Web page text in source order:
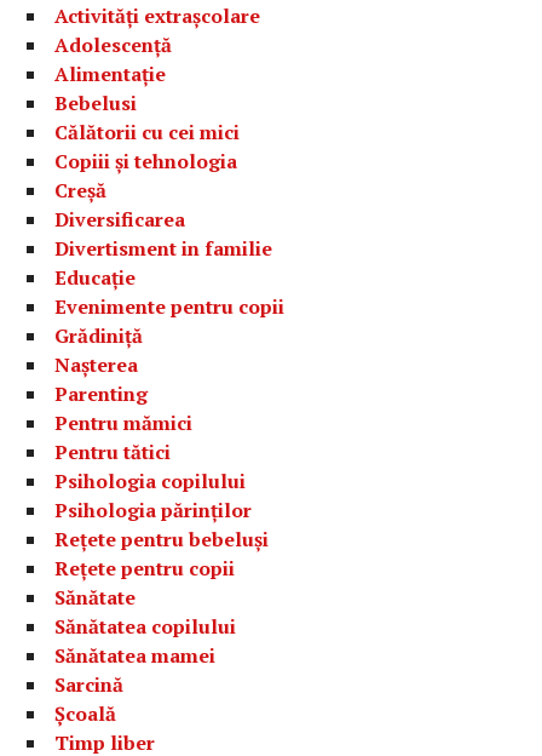
Activități extrașcolare
Adolescență
Alimentație
Bebelusi
Călătorii cu cei mici
Copiii și tehnologia
Creșă
Diversificarea
Divertisment in familie
Educație
Evenimente pentru copii
Grădiniță
Nașterea
Parenting
Pentru mămici
Pentru tătici
Psihologia copilului
Psihologia părinților
Rețete pentru bebeluși
Rețete pentru copii
Sănătate
Sănătatea copilului
Sănătatea mamei
Sarcină
Școală
Timp liber